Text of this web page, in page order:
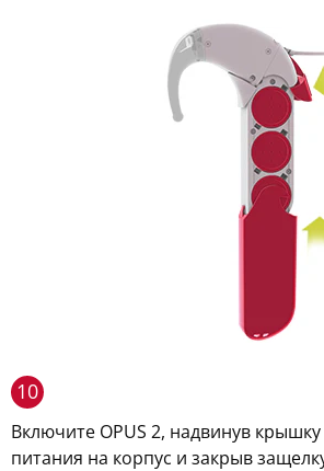
10
Включите OPUS 2, надвинув
питания на корпус и закрыв